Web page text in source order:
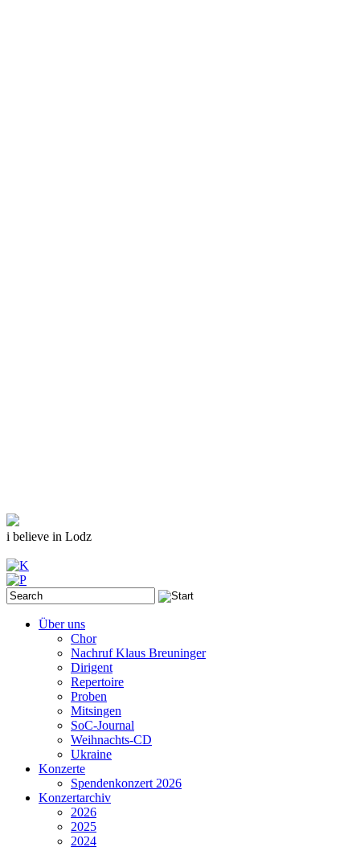
i believe in Lodz
Über uns
Chor
Nachruf Klaus Breuninger
Dirigent
Repertoire
Proben
Mitsingen
SoC-Journal
Weihnachts-CD
Ukraine
Konzerte
Spendenkonzert 2026
Konzertarchiv
2026
2025
2024